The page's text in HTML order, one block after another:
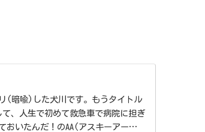
(暗喩)した犬川です。もうタイトル
、人生で初めて救急車で病院に担ぎ
おいたんだ！のAA(アスキーアート)